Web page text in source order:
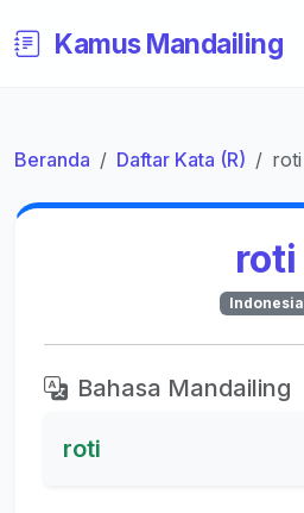
Kamus Mandailing
Beranda Daftar Kata (R) roti
roti
Indonesia
Bahasa Mandailing
roti